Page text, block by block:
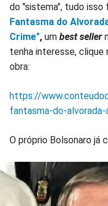
do "sistema", tudo
Fantasma do
Crime", um best seller
tenha interesse, clique
obra:
https://
fantasma-do-
O próprio Bolsonaro já